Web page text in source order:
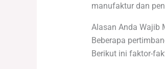
manufaktur dan
Alasan Anda Wajib
Beberapa
Berikut ini faktor-